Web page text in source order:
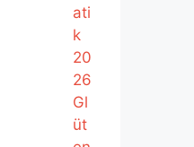
ati
k
20
26
Gl
üt